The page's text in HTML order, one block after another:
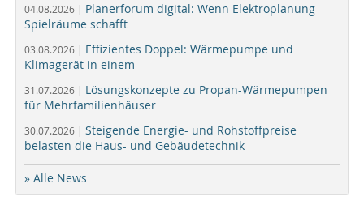
04.08.2026 | Planerforum digital: Wenn Elektroplanung
Spielräume schafft
03.08.2026 | Effizientes Doppel: Wärmepumpe und
Klimagerät in einem
31.07.2026 | Lösungskonzepte zu Propan-Wärmepumpen
für Mehrfamilienhäuser
30.07.2026 | Steigende Energie- und Rohstoffpreise
belasten die Haus- und Gebäudetechnik
» Alle News